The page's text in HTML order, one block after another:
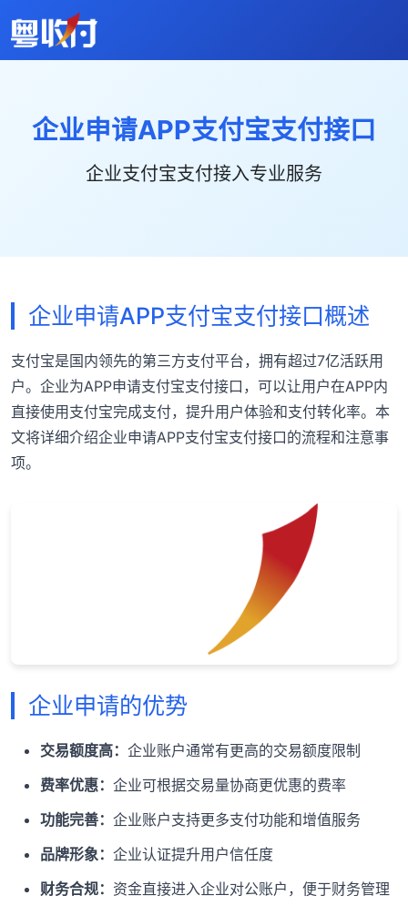
企业申请APP支付宝支付接口
企业支付宝支付接入专业服务
企业申请APP支付宝支付接口概述
支付宝是国内领先的第三方支付平台，拥有超过7亿活跃用
户。企业为APP申请支付宝支付接口，可以让用户在APP内
直接使用支付宝完成支付，提升用户体验和支付转化率。本
文将详细介绍企业申请APP支付宝支付接口的流程和注意事
项。
企业申请的优势
交易额度高： 企业账户通常有更高的交易额度限制
费率优惠： 企业可根据交易量协商更优惠的费率
功能完善： 企业账户支持更多支付功能和增值服务
品牌形象： 企业认证提升用户信任度
财务合规： 资金直接进入企业对公账户，便于财务管理